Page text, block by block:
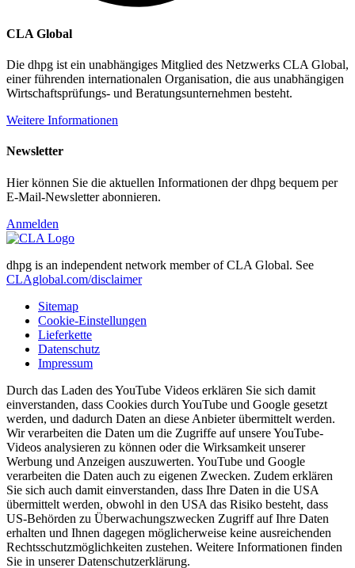
CLA Global
Die dhpg ist ein unabhängiges Mitglied des Netzwerks CLA Global,
einer führenden internationalen Organisation, die aus unabhängigen
Wirtschaftsprüfungs- und Beratungsunternehmen besteht.
Weitere Informationen
Newsletter
Hier können Sie die aktuellen Informationen der dhpg bequem per
E-Mail-Newsletter abonnieren.
Anmelden
dhpg is an independent network member of CLA Global. See
CLAglobal.com/disclaimer
Sitemap
Cookie-Einstellungen
Lieferkette
Datenschutz
Impressum
Durch das Laden des YouTube Videos erklären Sie sich damit
einverstanden, dass Cookies durch YouTube und Google gesetzt
werden, und dadurch Daten an diese Anbieter übermittelt werden.
Wir verarbeiten die Daten um die Zugriffe auf unsere YouTube-
Videos analysieren zu können oder die Wirksamkeit unserer
Werbung und Anzeigen auszuwerten. YouTube und Google
verarbeiten die Daten auch zu eigenen Zwecken. Zudem erklären
Sie sich auch damit einverstanden, dass Ihre Daten in die USA
übermittelt werden, obwohl in den USA das Risiko besteht, dass
US-Behörden zu Überwachungszwecken Zugriff auf Ihre Daten
erhalten und Ihnen dagegen möglicherweise keine ausreichenden
Rechtsschutzmöglichkeiten zustehen. Weitere Informationen finden
Sie in unserer Datenschutzerklärung.